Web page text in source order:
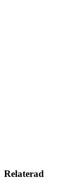
Relaterad